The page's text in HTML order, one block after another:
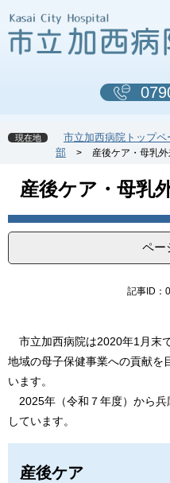
ー
ジ
。
ニ
ュ
て 現在地 市立加西病院トップペ
部
> 産後ケア・母乳
産後ケア・母乳
ペー
記事ID：
市立加西病院は2020年1月末
地域の母子保健事業への貢献を
います。
2025年（令和７年度）から
しています。
産後ケア